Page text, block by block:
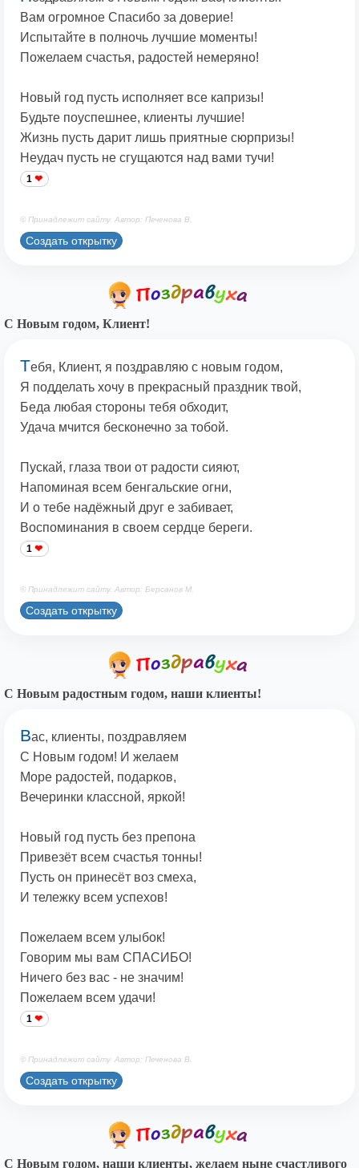
Вам огромное Спасибо за доверие!
Испытайте в полночь лучшие моменты!
Пожелаем счастья, радостей немеряно!
Новый год пусть исполняет все капризы!
Будьте поуспешнее, клиенты лучшие!
Жизнь пусть дарит лишь приятные сюрпризы!
Неудач пусть не сгущаются над вами тучи!
1
© Принадлежит сайту. Автор: Печенова В.
Создать открытку
С Новым годом, Клиент!
Тебя, Клиент, я поздравляю с новым годом,
Я подделать хочу в прекрасный праздник твой,
Беда любая стороны тебя обходит,
Удача мчится бесконечно за тобой.
Пускай, глаза твои от радости сияют,
Напоминая всем бенгальские огни,
И о тебе надёжный друг е забивает,
Воспоминания в своем сердце береги.
1
© Принадлежит сайту. Автор: Берсанов М.
Создать открытку
С Новым радостным годом, наши клиенты!
Вас, клиенты, поздравляем
С Новым годом! И желаем
Море радостей, подарков,
Вечеринки классной, яркой!
Новый год пусть без препона
Привезёт всем счастья тонны!
Пусть он принесёт воз смеха,
И тележку всем успехов!
Пожелаем всем улыбок!
Говорим мы вам СПАСИБО!
Ничего без вас - не значим!
Пожелаем всем удачи!
1
© Принадлежит сайту. Автор: Печенова В.
Создать открытку
С Новым годом, наши клиенты, желаем ныне счастливого